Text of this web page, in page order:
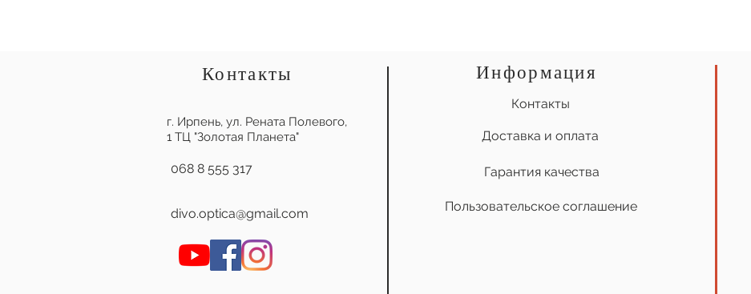
Информация
Контакты
Доставка и оплата
Гарантия качества
Пользовательское соглашение
Контакты
г. Ирпень, ул. Рената Полевого,
1 ТЦ "Золотая Планета"
068 8 555 317
divo.optica@gmail.com